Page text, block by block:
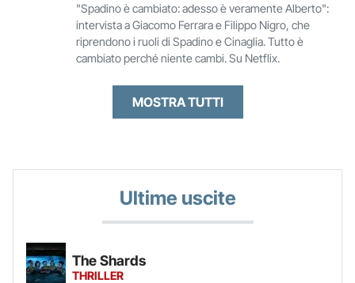
"Spadino è cambiato: adesso è veramente Alberto":
intervista a Giacomo Ferrara e Filippo Nigro, che
riprendono i ruoli di Spadino e Cinaglia. Tutto è
cambiato perché niente cambi. Su Netflix.
MOSTRA TUTTI
Ultime uscite
The Shards
THRILLER